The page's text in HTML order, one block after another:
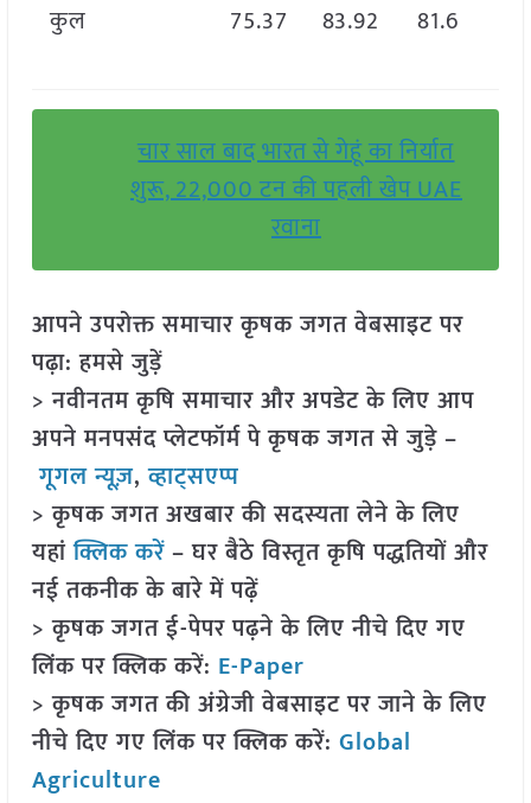
कुल 75.37 83.92 81.6
चार साल बाद भारत से गेहूं का निर्यात
शुरू, 22,000 टन की पहली खेप UAE
रवाना
आपने उपरोक्त समाचार कृषक जगत वेबसाइट पर
पढ़ा: हमसे जुड़ें
> नवीनतम कृषि समाचार और अपडेट के लिए आप
अपने मनपसंद प्लेटफॉर्म पे कृषक जगत से जुड़े –
गूगल न्यूज़,व्हाट्सएप्प
> कृषक जगत अखबार की सदस्यता लेने के लिए
यहांक्लिक करें– घर बैठे विस्तृत कृषि पद्धतियों और
नई तकनीक के बारे में पढ़ें
> कृषक जगत ई-पेपर पढ़ने के लिए नीचे दिए गए
लिंक पर क्लिक करें: E-Paper
> कृषक जगत की अंग्रेजी वेबसाइट पर जाने के लिए
नीचे दिए गए लिंक पर क्लिक करें: Global
Agriculture